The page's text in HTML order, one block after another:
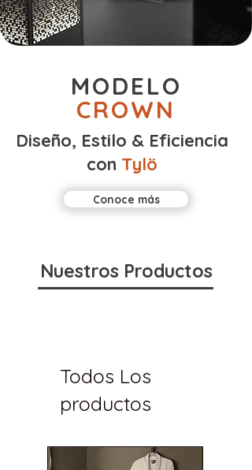
MODELO
CROWN
Diseño, Estilo & Eficiencia
con Tylö
Conoce más
Nuestros Productos
Todos Los
productos